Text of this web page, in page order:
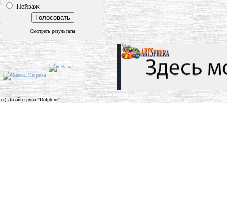
Пейзаж
Смотреть результаты
(c) Дизайн-група "Dolphins"